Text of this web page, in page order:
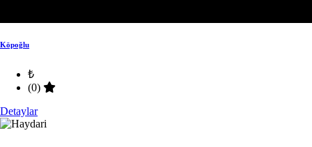
Köpoğlu
₺
(0)
Detaylar